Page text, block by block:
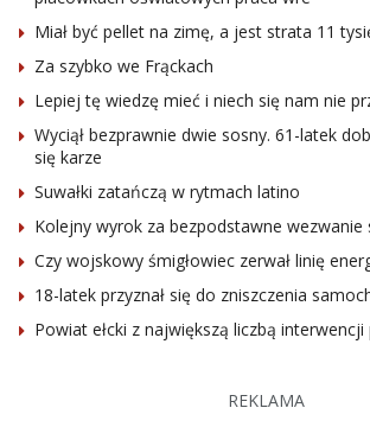
Miał być pellet na zimę, a jest strata 11
Za szybko we Frąckach
Lepiej tę wiedzę mieć i niech się nam nie
Wyciął bezprawnie dwie sosny. 61-latek
się karze
Suwałki zatańczą w rytmach latino
Kolejny wyrok za bezpodstawne wezwanie
Czy wojskowy śmigłowiec zerwał linię
18-latek przyznał się do zniszczenia
Powiat ełcki z największą liczbą interwencji
REKLAMA